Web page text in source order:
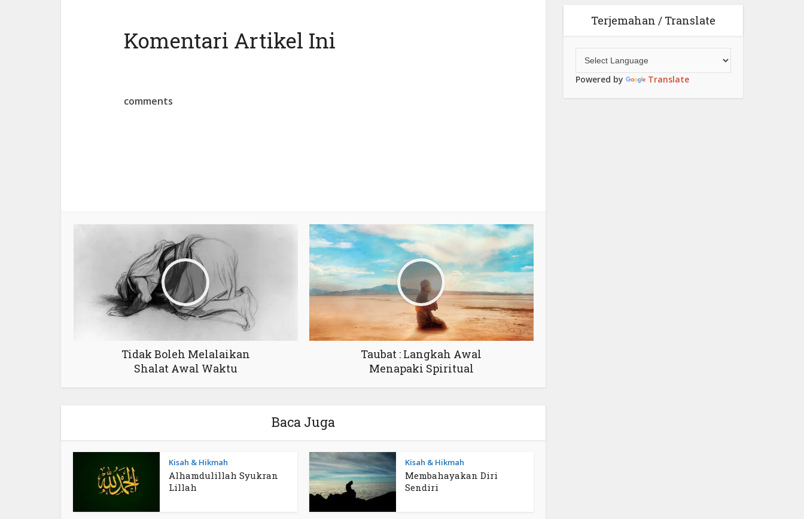
Komentari Artikel Ini
comments
Tidak Boleh Melalaikan
Shalat Awal Waktu
Taubat : Langkah Awal
Menapaki Spiritual
Baca Juga
Kisah & Hikmah
Alhamdulillah Syukran
Lillah
Kisah & Hikmah
Membahayakan Diri
Sendiri
Terjemahan / Translate
Powered by Translate